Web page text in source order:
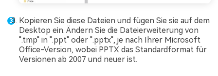
Kopieren Sie diese Dateien und fügen Sie sie auf dem
Desktop ein. Ändern Sie die Dateierweiterung von
".tmp" in ".ppt" oder ".pptx", je nach Ihrer Microsoft
Office-Version, wobei PPTX das Standardformat für
Versionen ab 2007 und neuer ist.